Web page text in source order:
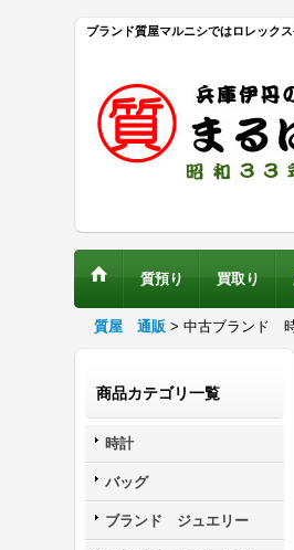
ブランド質屋マルニシではロレック
質預り 買取り
質屋 通販 > 中古ブランド
商品カテゴリ一覧
時計
バッグ
ブランド ジュエリー